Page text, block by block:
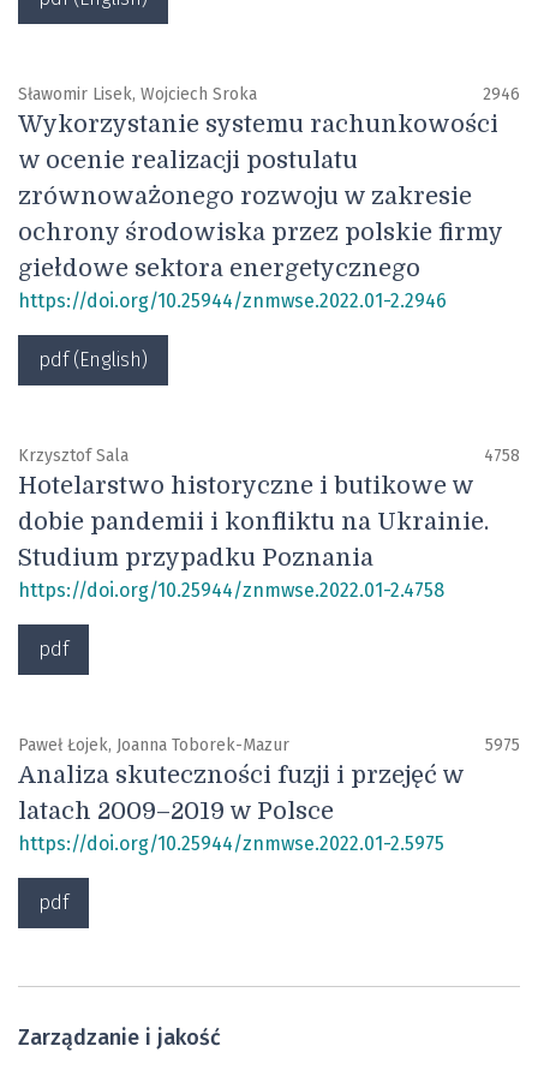
Sławomir Lisek, Wojciech Sroka 2946
Wykorzystanie systemu rachunkowości
w ocenie realizacji postulatu
zrównoważonego rozwoju w zakresie
ochrony środowiska przez polskie firmy
giełdowe sektora energetycznego
https://doi.org/10.25944/znmwse.2022.01-2.2946
pdf (English)
Krzysztof Sala 4758
Hotelarstwo historyczne i butikowe w
dobie pandemii i konfliktu na Ukrainie.
Studium przypadku Poznania
https://doi.org/10.25944/znmwse.2022.01-2.4758
pdf
Paweł Łojek, Joanna Toborek-Mazur 5975
Analiza skuteczności fuzji i przejęć w
latach 2009–2019 w Polsce
https://doi.org/10.25944/znmwse.2022.01-2.5975
pdf
Zarządzanie i jakość